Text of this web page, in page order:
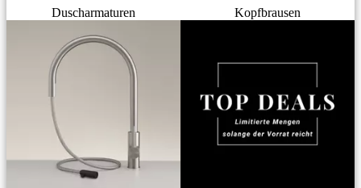
Duscharmaturen Kopfbrausen